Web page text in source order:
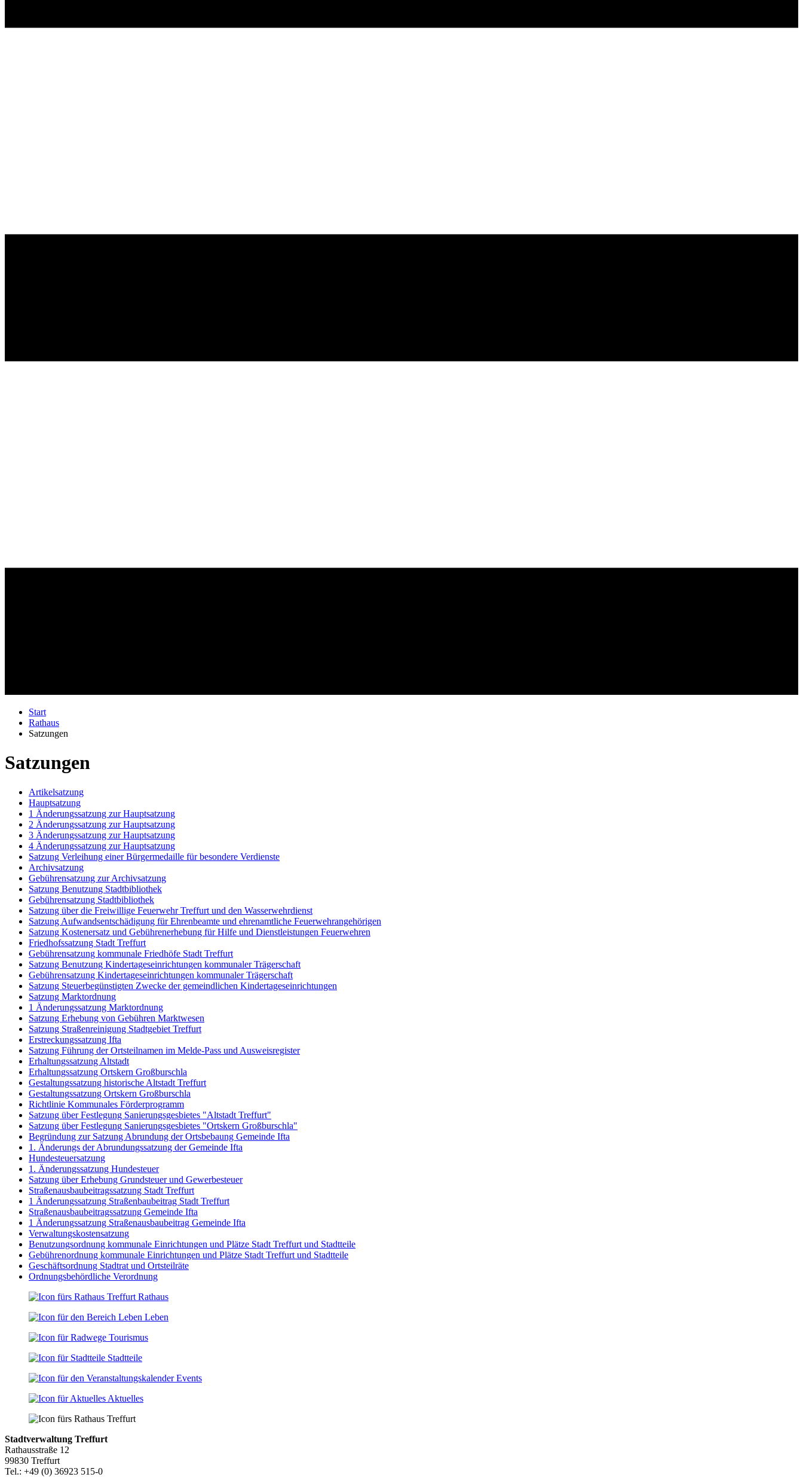
Start
Rathaus
Satzungen
Satzungen
Artikelsatzung
Hauptsatzung
1 Änderungssatzung zur Hauptsatzung
2 Änderungssatzung zur Hauptsatzung
3 Änderungssatzung zur Hauptsatzung
4 Änderungssatzung zur Hauptsatzung
Satzung Verleihung einer Bürgermedaille für besondere Verdienste
Archivsatzung
Gebührensatzung zur Archivsatzung
Satzung Benutzung Stadtbibliothek
Gebührensatzung Stadtbibliothek
Satzung über die Freiwillige Feuerwehr Treffurt und den Wasserwehrdienst
Satzung Aufwandsentschädigung für Ehrenbeamte und ehrenamtliche Feuerwehrangehörigen
Satzung Kostenersatz und Gebührenerhebung für Hilfe und Dienstleistungen Feuerwehren
Friedhofssatzung Stadt Treffurt
Gebührensatzung kommunale Friedhöfe Stadt Treffurt
Satzung Benutzung Kindertageseinrichtungen kommunaler Trägerschaft
Gebührensatzung Kindertageseinrichtungen kommunaler Trägerschaft
Satzung Steuerbegünstigten Zwecke der gemeindlichen Kindertageseinrichtungen
Satzung Marktordnung
1 Änderungssatzung Marktordnung
Satzung Erhebung von Gebühren Marktwesen
Satzung Straßenreinigung Stadtgebiet Treffurt
Erstreckungssatzung Ifta
Satzung Führung der Ortsteilnamen im Melde-Pass und Ausweisregister
Erhaltungssatzung Altstadt
Erhaltungssatzung Ortskern Großburschla
Gestaltungssatzung historische Altstadt Treffurt
Gestaltungssatzung Ortskern Großburschla
Richtlinie Kommunales Förderprogramm
Satzung über Festlegung Sanierungsgesbietes "Altstadt Treffurt"
Satzung über Festlegung Sanierungsgesbietes "Ortskern Großburschla"
Begründung zur Satzung Abrundung der Ortsbebaung Gemeinde Ifta
1. Änderungs der Abrundungssatzung der Gemeinde Ifta
Hundesteuersatzung
1. Änderungssatzung Hundesteuer
Satzung über Erhebung Grundsteuer und Gewerbesteuer
Straßenausbaubeitragssatzung Stadt Treffurt
1 Änderungssatzung Straßenbaubeitrag Stadt Treffurt
Straßenausbaubeitragssatzung Gemeinde Ifta
1 Änderungssatzung Straßenausbaubeitrag Gemeinde Ifta
Verwaltungskostensatzung
Benutzungsordnung kommunale Einrichtungen und Plätze Stadt Treffurt und Stadtteile
Gebührenordnung kommunale Einrichtungen und Plätze Stadt Treffurt und Stadtteile
Geschäftsordnung Stadtrat und Ortsteilräte
Ordnungsbehördliche Verordnung
Rathaus
Leben
Tourismus
Stadtteile
Events
Aktuelles
Stadtverwaltung Treffurt
Rathausstraße 12
99830 Treffurt
Tel.: +49 (0) 36923 515-0